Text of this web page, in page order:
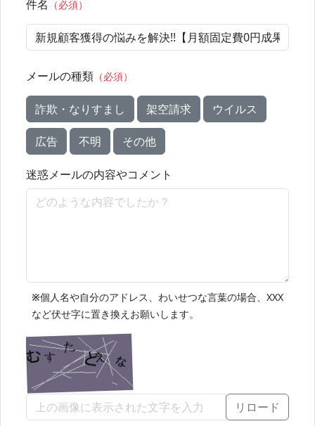
件名 （必須）
メールの種類 （必須）
詐欺・なりすまし 架空請求 ウイルス
広告 不明 その他
迷惑メールの内容やコメント
※個人名や自分のアドレス、わいせつな言葉の場合、XXX
など伏せ字に置き換えお願いします。
リロード